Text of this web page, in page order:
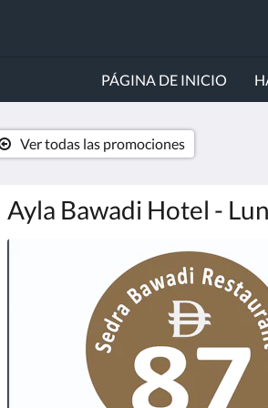
PÁGINA DE INICIO
Ayla Bawadi Hotel -
Ver todas las promociones